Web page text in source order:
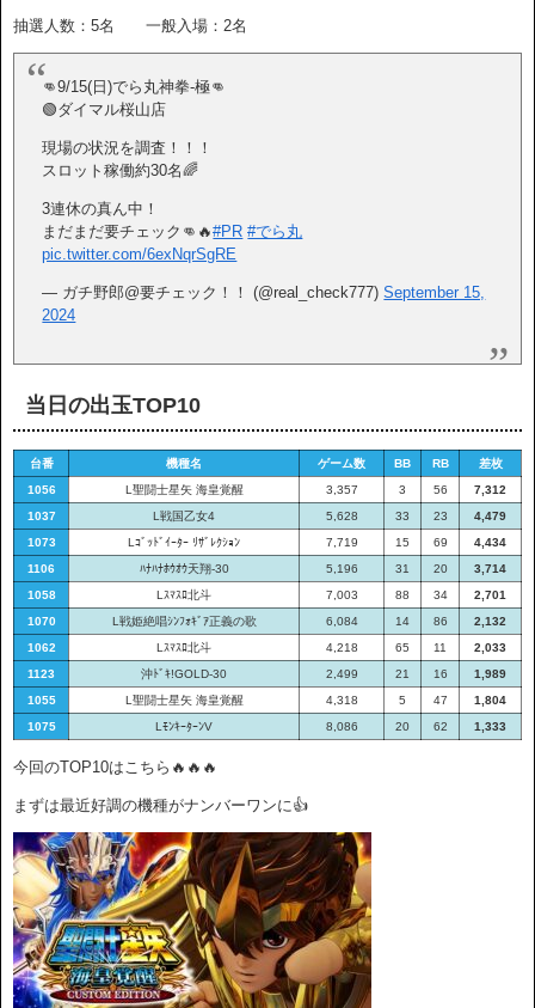
抽選人数：5名 一般入場：2名
👊9/15(日)でら丸神拳-極👊
🟢ダイマル桜山店
現場の状況を調査！！！
スロット稼働約30名🌈
3連休の真ん中！
まだまだ要チェック👊🔥#PR #でら丸
pic.twitter.com/6exNqrSgRE
— ガチ野郎@要チェック！！ (@real_check777)September 15,
2024
当日の出玉TOP10
台番 機種名 ゲーム数 BB RB
差枚
1056
L聖闘士星矢 海皇覚醒 3,357 3 56
7,312
1037
L戦国乙女4 5,628 33 23
4,479
1073
Lｺﾞｯﾄﾞｲｰﾀｰ ﾘｻﾞﾚｸｼｮﾝ 7,719 15 69
4,434
1106
ﾊﾅﾊﾅﾎｳｵｳ天翔-30 5,196 31 20
3,714
1058
Lｽﾏｽﾛ北斗 7,003 88 34
2,701
1070
L戦姫絶唱ｼﾝﾌｫｷﾞｱ正義の歌 6,084 14 86
2,132
1062
Lｽﾏｽﾛ北斗 4,218 65 11
2,033
1123
沖ﾄﾞｷ!GOLD-30 2,499 21 16
1,989
1055
L聖闘士星矢 海皇覚醒 4,318 5 47
1,804
1075
LﾓﾝｷｰﾀｰﾝV 8,086 20 62 1,333
今回のTOP10はこちら🔥🔥🔥
まずは最近好調の機種がナンバーワンに👍